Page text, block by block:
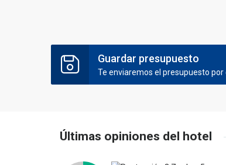
Guardar presupuesto
Te enviaremos el presupuesto
Últimas opiniones del hotel